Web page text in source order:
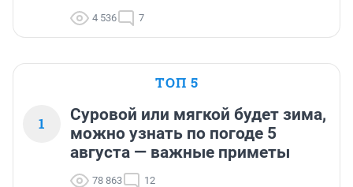
4 536 7
ТОП 5
1
Суровой или мягкой будет зима,
можно узнать по погоде 5
августа — важные приметы
78 863 12